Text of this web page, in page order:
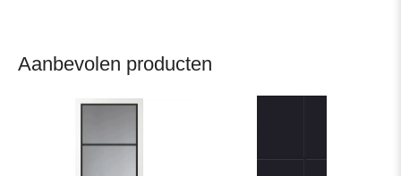
Aanbevolen producten